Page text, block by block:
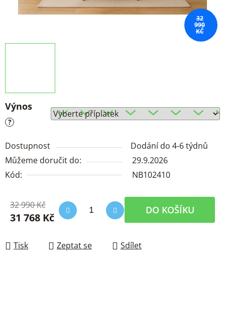
Výnos
?
Dostupnost
Dodání do 4-6 týdnů
Můžeme doručit do:
29.9.2026
Kód:
NB102410
32 990 Kč
31 768 Kč
DO KOŠÍKU
Tisk Zeptat se Sdílet
32
990
KČ